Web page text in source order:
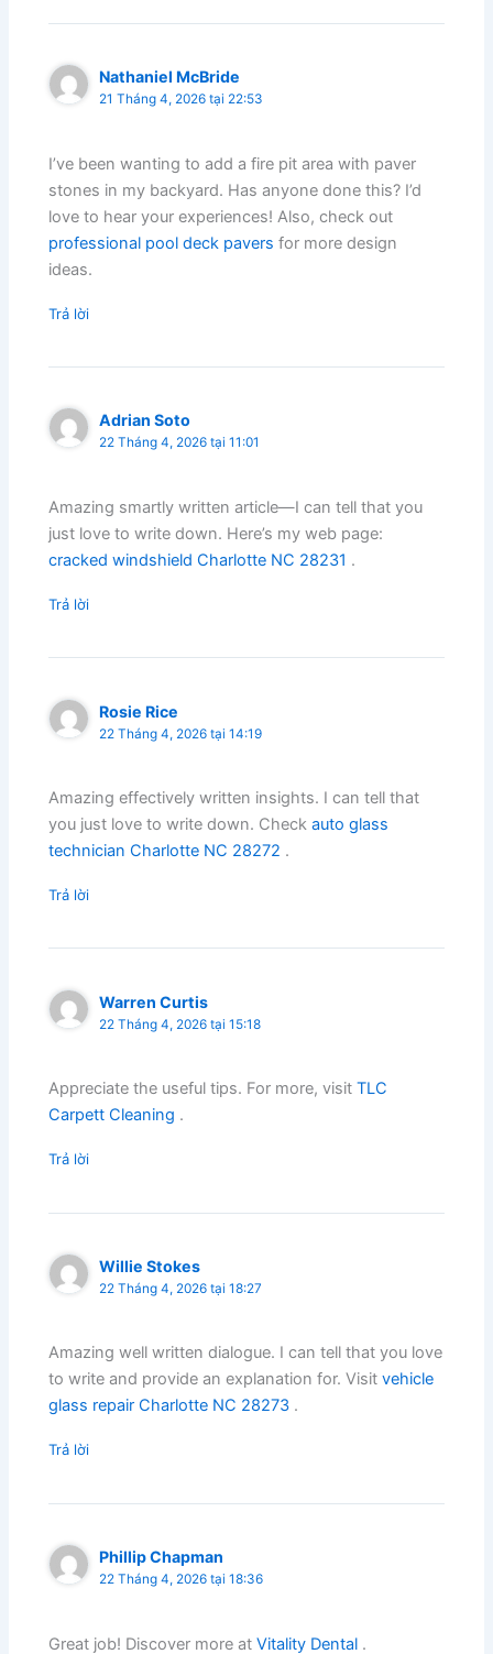
Nathaniel McBride
21 Tháng 4, 2026 tại 22:53
I’ve been wanting to add a fire pit area with paver
stones in my backyard. Has anyone done this? I’d
love to hear your experiences! Also, check out
professional pool deck pavers for more design
ideas.
Trả lời
Adrian Soto
22 Tháng 4, 2026 tại 11:01
Amazing smartly written article—I can tell that you
just love to write down. Here’s my web page:
cracked windshield Charlotte NC 28231 .
Trả lời
Rosie Rice
22 Tháng 4, 2026 tại 14:19
Amazing effectively written insights. I can tell that
you just love to write down. Checkauto glass
technician Charlotte NC 28272 .
Trả lời
Warren Curtis
22 Tháng 4, 2026 tại 15:18
Appreciate the useful tips. For more, visitTLC
Carpett Cleaning .
Trả lời
Willie Stokes
22 Tháng 4, 2026 tại 18:27
Amazing well written dialogue. I can tell that you love
to write and provide an explanation for. Visitvehicle
glass repair Charlotte NC 28273 .
Trả lời
Phillip Chapman
22 Tháng 4, 2026 tại 18:36
Great job! Discover more atVitality Dental .